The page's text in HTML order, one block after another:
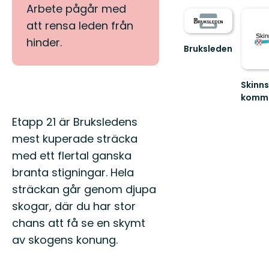
Arbete pågår med
att rensa leden från
hinder.
Beskrivning
Etapp 21 är Bruksledens
mest kuperade sträcka
med ett flertal ganska
branta stigningar. Hela
sträckan går genom djupa
skogar, där du har stor
chans att få se en skymt
av skogens konung.
Bruksleden